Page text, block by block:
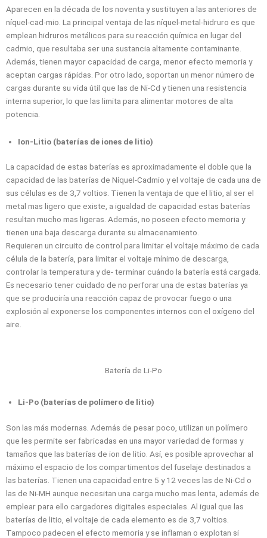
Aparecen en la década de los noventa y sustituyen a las anteriores de
níquel-cad-mio. La principal ventaja de las níquel-metal-hidruro es que
emplean hidruros metálicos para su reacción química en lugar del
cadmio, que resultaba ser una sustancia altamente contaminante.
Además, tienen mayor capacidad de carga, menor efecto memoria y
aceptan cargas rápidas. Por otro lado, soportan un menor número de
cargas durante su vida útil que las de Ni-Cd y tienen una resistencia
interna superior, lo que las limita para alimentar motores de alta
potencia.
Ion-Litio (baterías de iones de litio)
La capacidad de estas baterías es aproximadamente el doble que la
capacidad de las baterías de Níquel-Cadmio y el voltaje de cada una de
sus células es de 3,7 voltios. Tienen la ventaja de que el litio, al ser el
metal mas ligero que existe, a igualdad de capacidad estas baterías
resultan mucho mas ligeras. Además, no poseen efecto memoria y
tienen una baja descarga durante su almacenamiento.
Requieren un circuito de control para limitar el voltaje máximo de cada
célula de la batería, para limitar el voltaje mínimo de descarga,
controlar la temperatura y de- terminar cuándo la batería está cargada.
Es necesario tener cuidado de no perforar una de estas baterías ya
que se produciría una reacción capaz de provocar fuego o una
explosión al exponerse los componentes internos con el oxígeno del
aire.
Batería de Li-Po
Li-Po (baterías de polímero de litio)
Son las más modernas. Además de pesar poco, utilizan un polímero
que les permite ser fabricadas en una mayor variedad de formas y
tamaños que las baterías de ion de litio. Así, es posible aprovechar al
máximo el espacio de los compartimentos del fuselaje destinados a
las baterías. Tienen una capacidad entre 5 y 12 veces las de Ni-Cd o
las de Ni-MH aunque necesitan una carga mucho mas lenta, además de
emplear para ello cargadores digitales especiales. Al igual que las
baterías de litio, el voltaje de cada elemento es de 3,7 voltios.
Tampoco padecen el efecto memoria y se inflaman o explotan si